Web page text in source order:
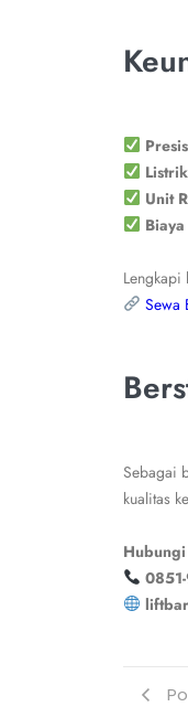
Unit
Lengkapi
Sewa
Sebagai
kualitas